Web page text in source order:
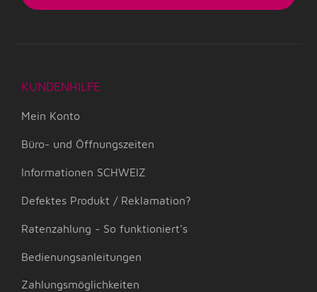
KUNDENHILFE
Mein Konto
Büro- und Öffnungszeiten
Informationen SCHWEIZ
Defektes Produkt / Reklamation?
Ratenzahlung - So funktioniert's
Bedienungsanleitungen
Zahlungsmöglichkeiten